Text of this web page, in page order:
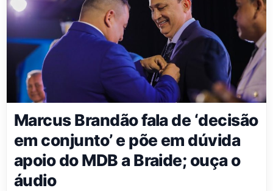
Marcus Brandão fala de ‘decisão
em conjunto’ e põe em dúvida
apoio do MDB a Braide; ouça o
áudio